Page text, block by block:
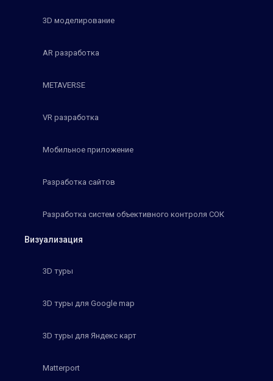
3D моделирование
AR разработка
METAVERSE
VR разработка
Мобильное приложение
Разработка сайтов
Разработка систем объективного контроля СОК
Визуализация
3D туры
3D туры для Google map
3D туры для Яндекс карт
Matterport